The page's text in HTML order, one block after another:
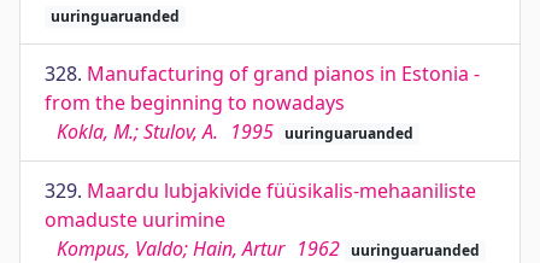
uuringuaruanded
328. Manufacturing of grand pianos in Estonia -
from the beginning to nowadays
Kokla, M.; Stulov, A. 1995 uuringuaruanded
329. Maardu lubjakivide füüsikalis-mehaaniliste
omaduste uurimine
Kompus, Valdo; Hain, Artur 1962 uuringuaruanded